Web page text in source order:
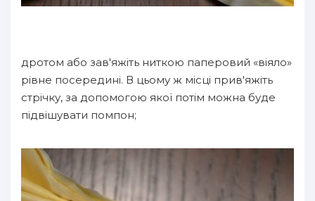
дротом або зав'яжіть ниткою паперовий «віяло»
рівне посередині. В цьому ж місці прив'яжіть
стрічку, за допомогою якої потім можна буде
підвішувати помпон;